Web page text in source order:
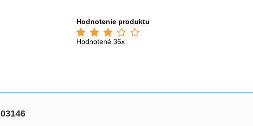
Hodnotenie produktu
Hodnotené 36x